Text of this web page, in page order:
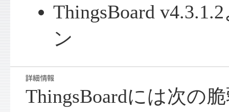
ThingsBoard
ン
ThingsBoardには次の